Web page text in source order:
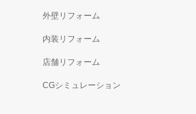
外壁リフォーム
内装リフォーム
店舗リフォーム
CGシミュレーション